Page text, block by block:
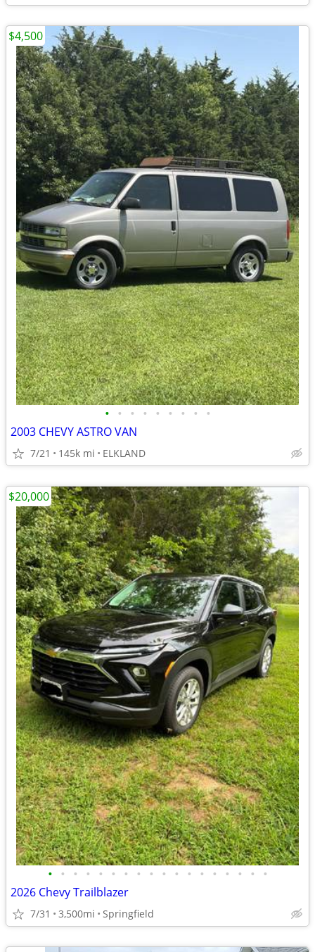
• • • • • • • • •
2003 CHEVY ASTRO VAN
7/21 145k mi ELKLAND
$4,500
• • • • • • • • • • • • • • • • • •
2026 Chevy Trailblazer
7/31 3,500mi Springfield
$20,000